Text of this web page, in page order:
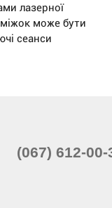
лазерної
може бути
сеанси
(067) 612-00-